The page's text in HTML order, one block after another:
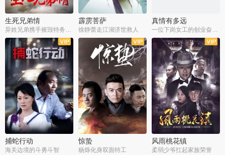
生死兄弟情
异姓兄弟携手摧毁特务阴谋
霹雳菩萨
徐静蕾走江湖济世救人
真情有多远
一位下岗女工的创业奋斗史
全22集
捕蛇行动
海关边境的斗勇斗智
全39集
惊蛰
杨烁化身双面特工
全36集
风雨桃花镇
柔弱少爷扛起家族荣誉